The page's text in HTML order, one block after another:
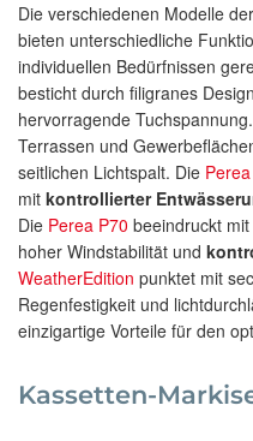
Die verschiedenen Modelle
bieten unterschiedliche
individuellen Bedürfnissen
besticht durch filigranes
hervorragende
Terrassen und
seitlichen Lichtspalt. Die
mit kontrollierter
Die Perea P70 beeindruckt mit
hoher Windstabilität und
WeatherEdition punktet mit
Regenfestigkeit und
einzigartige Vorteile für den
Kassetten-